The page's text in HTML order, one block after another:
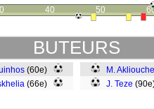
40 50
BUTEURS
(60e)
(66e)
M. Akliouche
J. Teze